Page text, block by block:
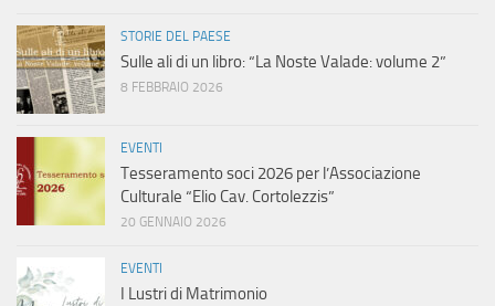
STORIE DEL PAESE
Sulle ali di un libro: “La Noste Valade: volume 2”
8 FEBBRAIO 2026
EVENTI
Tesseramento soci 2026 per l’Associazione
Culturale “Elio Cav. Cortolezzis”
20 GENNAIO 2026
EVENTI
I Lustri di Matrimonio